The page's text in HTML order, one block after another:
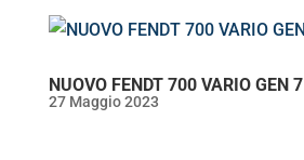
NUOVO FENDT 700 VARIO GEN 7
27 Maggio 2023